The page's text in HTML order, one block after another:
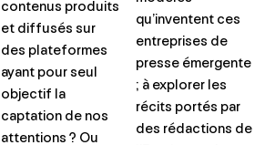
contenus produits
et diffusés sur
des plateformes
ayant pour seul
objectif la
captation de nos
attentions ? Ou
qu’inventent ces
entreprises de
presse émergente
; à explorer les
récits portés par
des rédactions de